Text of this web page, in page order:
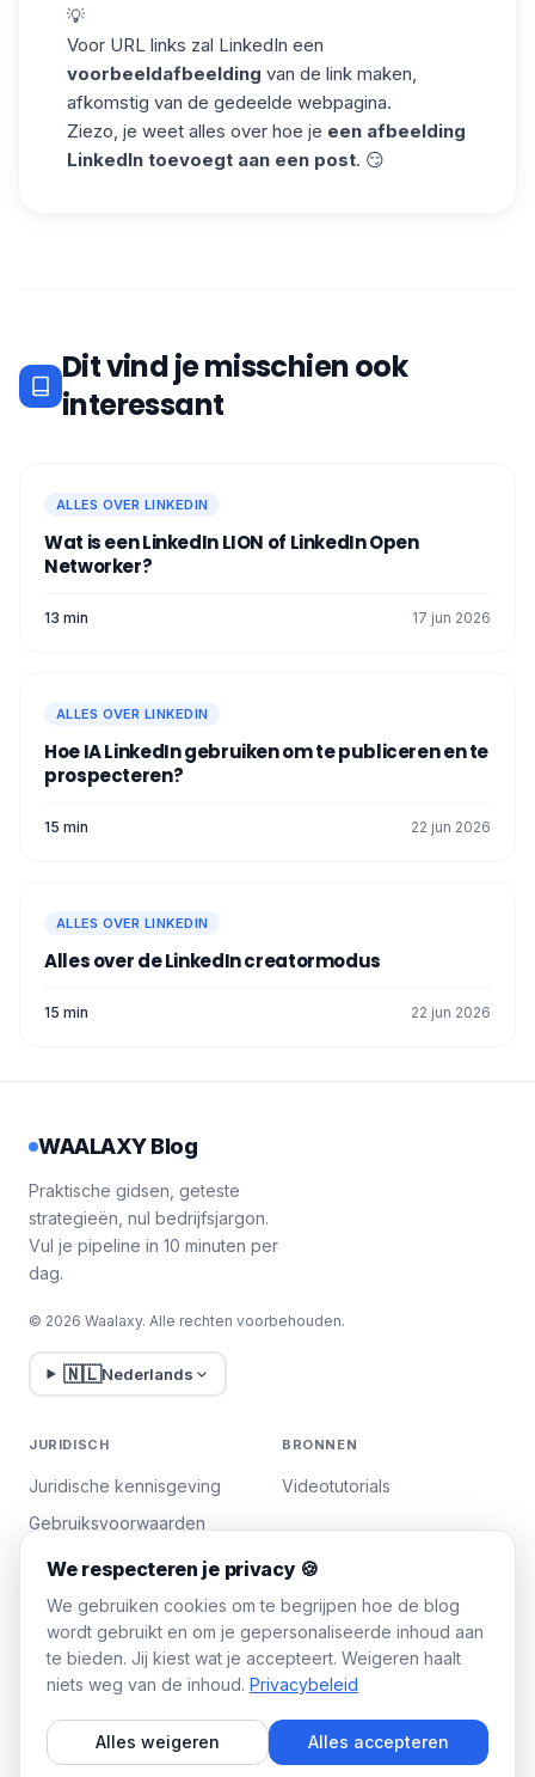
💡
Voor URL links zal LinkedIn een
voorbeeldafbeelding van de link maken,
afkomstig van de gedeelde webpagina.
Ziezo, je weet alles over hoe je een afbeelding
LinkedIn toevoegt aan een post. 😏
Dit vind je misschien ook
interessant
ALLES OVER LINKEDIN
Wat is een LinkedIn LION of LinkedIn Open
Networker?
13 min 17 jun 2026
ALLES OVER LINKEDIN
Hoe IA LinkedIn gebruiken om te publiceren en te
prospecteren?
15 min 22 jun 2026
ALLES OVER LINKEDIN
Alles over de LinkedIn creatormodus
15 min 22 jun 2026
WAALAXY Blog
Praktische gidsen, geteste
strategieën, nul bedrijfsjargon.
Vul je pipeline in 10 minuten per
dag.
© 2026 Waalaxy. Alle rechten voorbehouden.
🇳🇱Nederlands
JURIDISCH
Juridische kennisgeving
Gebruiksvoorwaarden
Privacybeleid
Cookies beheren
BRONNEN
Videotutorials
WAALAXY
Team Plan
We respecteren je privacy 🍪
We gebruiken cookies om te begrijpen hoe de blog
wordt gebruikt en om je gepersonaliseerde inhoud aan
te bieden. Jij kiest wat je accepteert. Weigeren haalt
niets weg van de inhoud. Privacybeleid
Alles weigeren Alles accepteren